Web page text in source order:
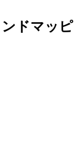
ドマッピ